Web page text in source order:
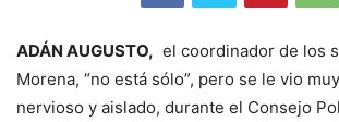
ADÁN AUGUSTO, el coordinador de los
Morena, “no está sólo”, pero se le vio
nervioso y aislado, durante el Consejo